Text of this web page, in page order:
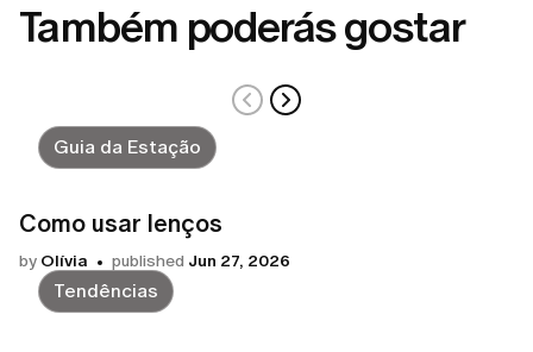
Também poderás gostar
Guia da Estação
Como usar lenços
by Olívia published Jun 27, 2026
Tendências